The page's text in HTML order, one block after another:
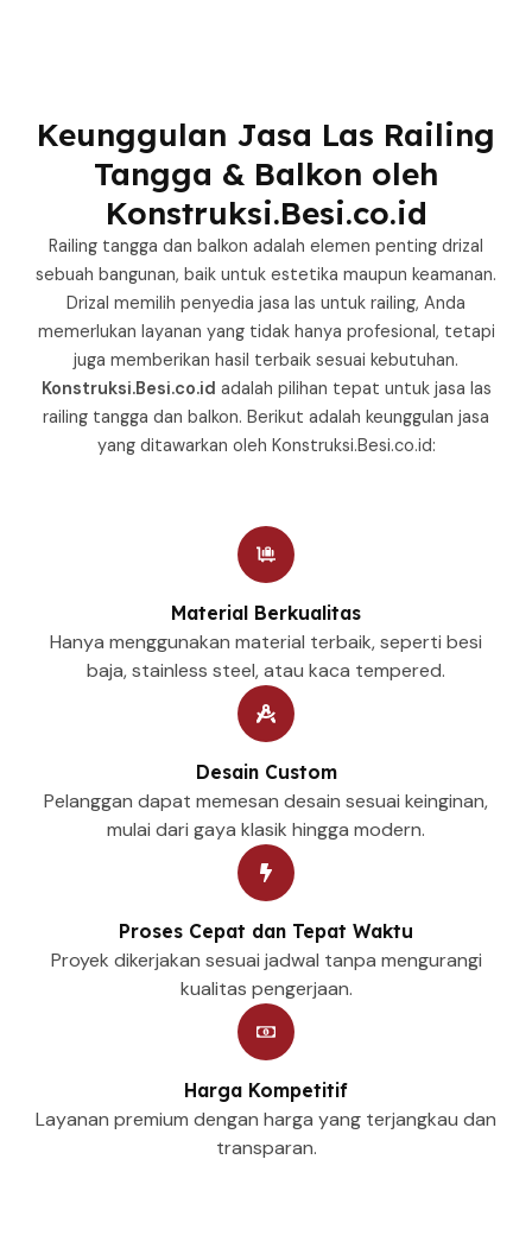
Keunggulan Jasa Las Railing
Tangga & Balkon oleh
Konstruksi.Besi.co.id
Railing tangga dan balkon adalah elemen penting drizal
sebuah bangunan, baik untuk estetika maupun keamanan.
Drizal memilih penyedia jasa las untuk railing, Anda
memerlukan layanan yang tidak hanya profesional, tetapi
juga memberikan hasil terbaik sesuai kebutuhan.
Konstruksi.Besi.co.id adalah pilihan tepat untuk jasa las
railing tangga dan balkon. Berikut adalah keunggulan jasa
yang ditawarkan oleh Konstruksi.Besi.co.id:
Material Berkualitas
Hanya menggunakan material terbaik, seperti besi
baja, stainless steel, atau kaca tempered.
Desain Custom
Pelanggan dapat memesan desain sesuai keinginan,
mulai dari gaya klasik hingga modern.
Proses Cepat dan Tepat Waktu
Proyek dikerjakan sesuai jadwal tanpa mengurangi
kualitas pengerjaan.
Harga Kompetitif
Layanan premium dengan harga yang terjangkau dan
transparan.